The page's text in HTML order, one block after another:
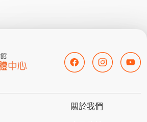
關於我們